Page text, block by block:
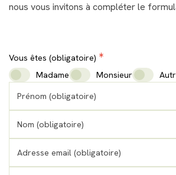
nous vous invitons à compléter le
Madame Monsieur
Vous êtes (obligatoire)
Prénom (obligatoire)
Nom (obligatoire)
Adresse email (obligatoire)